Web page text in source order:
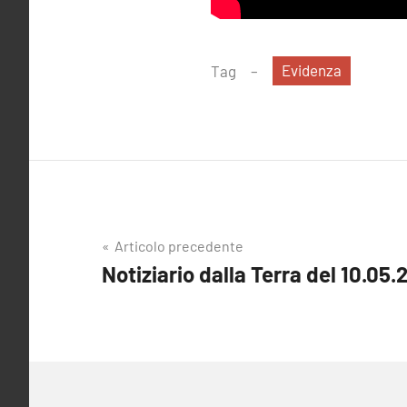
Tag Evidenza
Navigazione
articoli
Articolo precedente
Notiziario dalla Terra del